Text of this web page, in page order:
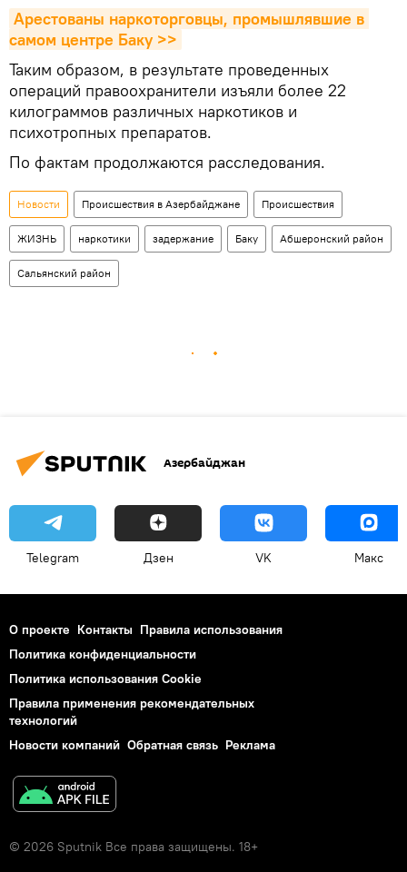
Арестованы наркоторговцы, промышлявшие в
самом центре Баку >>
Таким образом, в результате проведенных
операций правоохранители изъяли более 22
килограммов различных наркотиков и
психотропных препаратов.
По фактам продолжаются расследования.
Новости Происшествия в Азербайджане Происшествия
ЖИЗНЬ наркотики задержание Баку Абшеронский район
Сальянский район
Азербайджан
Telegram Дзен VK Макс
О проекте Контакты Правила использования
Политика конфиденциальности
Политика использования Cookie
Правила применения рекомендательных
технологий
Новости компаний Обратная связь Реклама
© 2026 Sputnik Все права защищены. 18+